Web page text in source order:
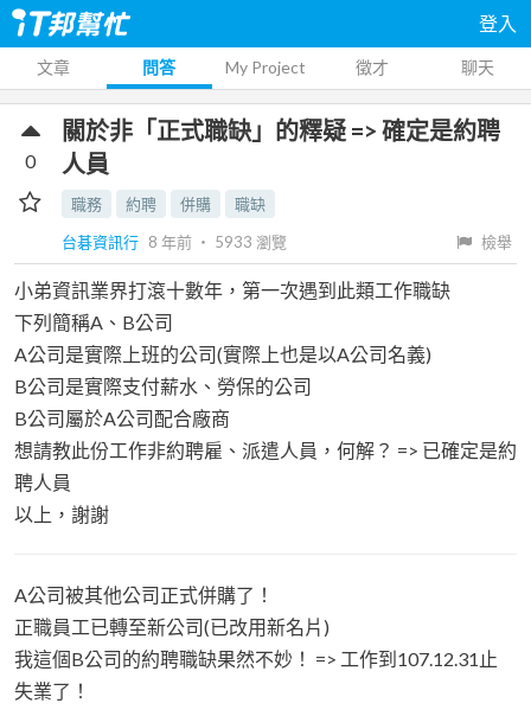
登入
文章 問答 My Project 徵才 聊天
關於非「正式職缺」的釋疑 => 確定是約聘
人員
職務 約聘 併購
職缺
台碁資訊行 8 年前 ‧ 5933 瀏覽 檢舉
0
小弟資訊業界打滾十數年，第一次遇到此類工作職缺
下列簡稱A、B公司
A公司是實際上班的公司(實際上也是以A公司名義)
B公司是實際支付薪水、勞保的公司
B公司屬於A公司配合廠商
想請教此份工作非約聘雇、派遣人員，何解？ => 已確定是約
聘人員
以上，謝謝
A公司被其他公司正式併購了！
正職員工已轉至新公司(已改用新名片)
我這個B公司的約聘職缺果然不妙！ => 工作到107.12.31止
失業了！